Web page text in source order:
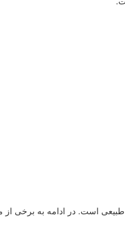
است. در ادامه به برخی از